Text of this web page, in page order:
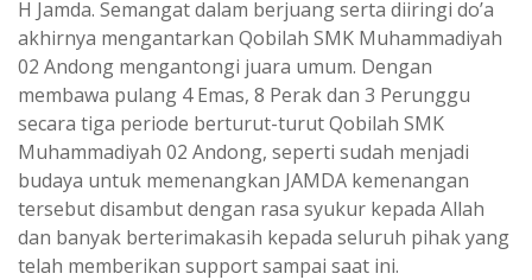
H Jamda. Semangat dalam berjuang serta diiringi do’a
akhirnya mengantarkan Qobilah SMK Muhammadiyah
02 Andong mengantongi juara umum. Dengan
membawa pulang 4 Emas, 8 Perak dan 3 Perunggu
secara tiga periode berturut-turut Qobilah SMK
Muhammadiyah 02 Andong, seperti sudah menjadi
budaya untuk memenangkan JAMDA kemenangan
tersebut disambut dengan rasa syukur kepada Allah
dan banyak berterimakasih kepada seluruh pihak yang
telah memberikan support sampai saat ini.